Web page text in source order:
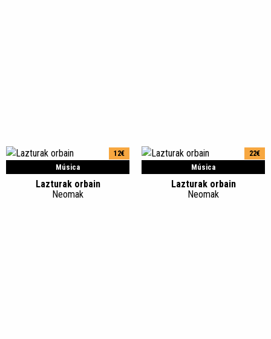
Música
12€
Lazturak orbain
Neomak
Música
22€
Lazturak orbain
Neomak